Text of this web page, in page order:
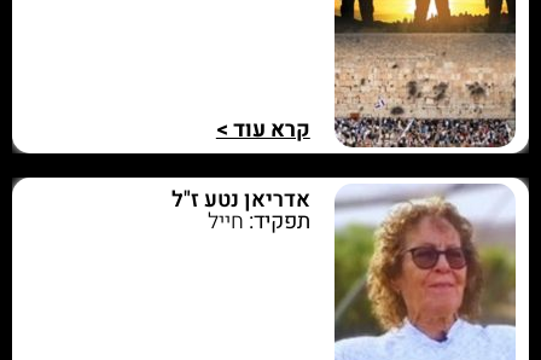
קרא עוד >
אדריאן נטע ז"ל
תפקיד:חייל